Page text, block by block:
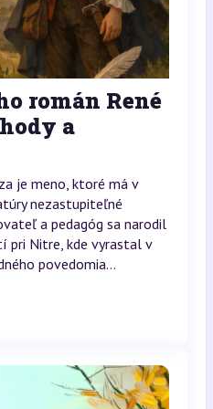
román René
a
je meno, ktoré má v
nezastupiteľné
a pedagóg sa narodil
pri Nitre, kde vyrastal v
povedomia...